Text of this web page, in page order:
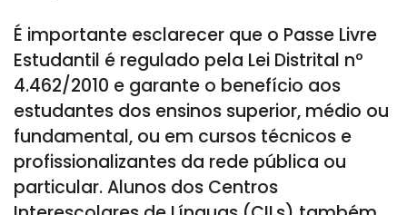
É importante esclarecer que o Passe Livre
Estudantil é regulado pela Lei Distrital nº
4.462/2010 e garante o benefício aos
estudantes dos ensinos superior, médio ou
fundamental, ou em cursos técnicos e
profissionalizantes da rede pública ou
particular. Alunos dos Centros